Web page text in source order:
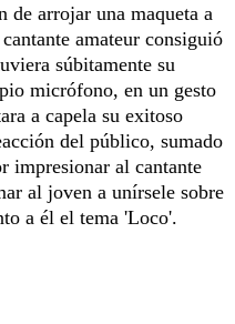
de arrojar una maqueta a
amateur consiguió
súbitamente su
micrófono, en un gesto
a capela su exitoso
del público, sumado
impresionar al cantante
al joven a unírsele sobre
a él el tema 'Loco'.